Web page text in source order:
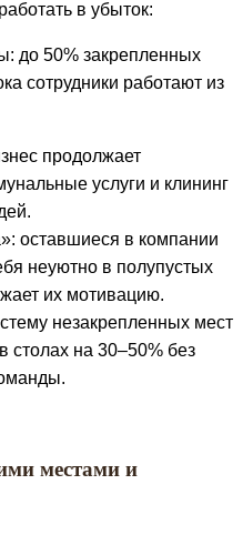
в убыток:
до 50% закрепленных
сотрудники работают из
продолжает
услуги и клининг
оставшиеся в компании
неуютно в полупустых
их мотивацию.
незакрепленных мест
столах на 30–50% без
местами и